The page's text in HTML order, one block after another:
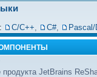
С/С++, C#, Pascal/
JetBrains